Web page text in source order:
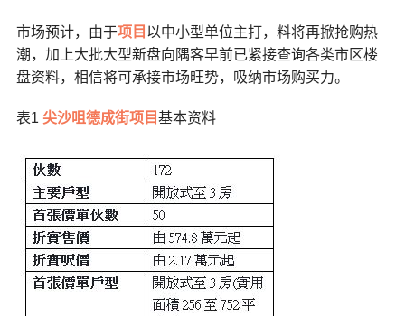
市场预计，由于项目 以中小型单位主打，料将再掀抢购热
潮，加上大批大型新盘向隅客早前已紧接查询各类市区楼
盘资料，相信将可承接市场旺势，吸纳市场购买力。
表1 尖沙咀德成街项目 基本资料